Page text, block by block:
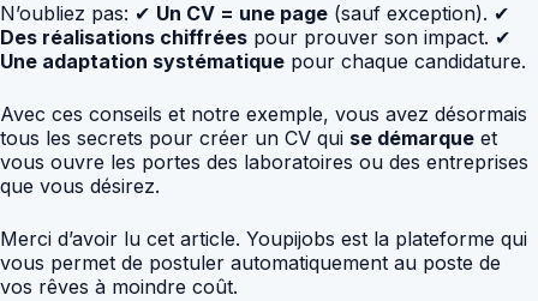
N’oubliez pas: ✔ Un CV = une page (sauf exception). ✔
Des réalisations chiffrées pour prouver son impact. ✔
Une adaptation systématique pour chaque candidature.
Avec ces conseils et notre exemple, vous avez désormais
tous les secrets pour créer un CV qui se démarque et
vous ouvre les portes des laboratoires ou des entreprises
que vous désirez.
Merci d’avoir lu cet article. Youpijobs est la plateforme qui
vous permet de postuler automatiquement au poste de
vos rêves à moindre coût.